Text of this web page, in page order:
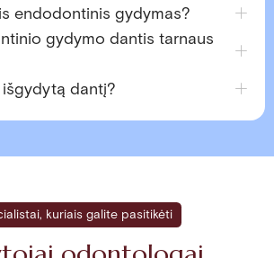
endodontinis gydymas?
gydymo dantis tarnaus
dantį?
kuriais galite pasitikėti